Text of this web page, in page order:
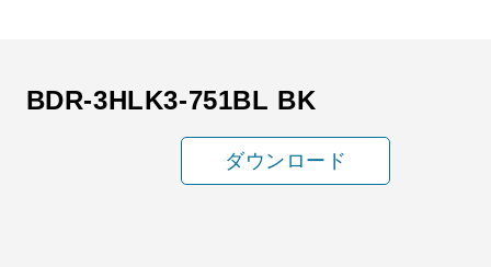
BDR-3HLK3-751BL BK
ダウンロード